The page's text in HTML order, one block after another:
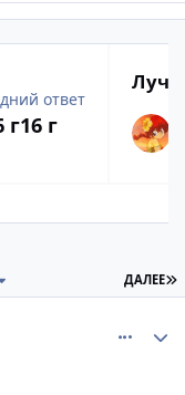
ответ
г16 г
обзор темы
ДАЛЕЕ